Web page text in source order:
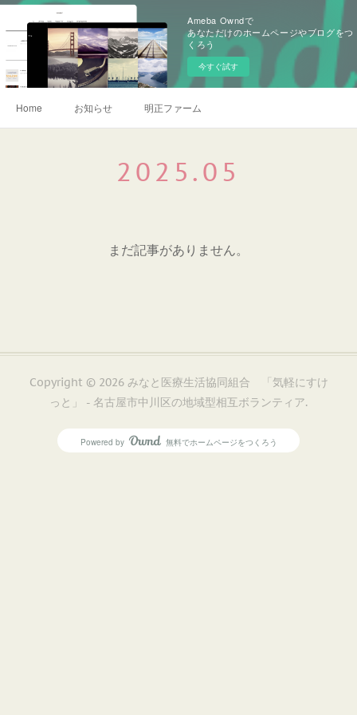
Ameba Owndで
あなただけのホームページやブログをつ
くろう
今すぐ試す
Home お知らせ 明正ファーム
2025.05
まだ記事がありません。
Copyright © 2026 みなと医療生活協同組合 「気軽にすけ
っと」 - 名古屋市中川区の地域型相互ボランティア.
Powered by AmebaOwnd
無料でホームページをつくろう